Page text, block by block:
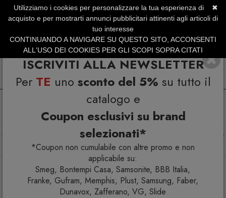
ISCRIVITI ALLA NEWSLETTER
Per TE uno sconto del 5% su tutto il
catalogo e
Coupon esclusivi su brand
selezionati*
*Coupon non cumulabile con altre promo e non
applicabile su:
Smeg, Bontempi Casa, Samsonite, BBB Italia,
Franke, Gufram, Memphis, Plust, Samsung, Faber,
Dunavox, Zafferano, VG, Slide
SERVIZIO CLIENTI +39.0773.470.562
SUMMER SALES | Fino al 31 Agosto
Arredo interno Arredo esterno
Sedie
Sedia Italia 150 Colico
✖
Utilizziamo i cookies per personalizzare la tua esperienza di
acquisto e per mostrarti annunci pubblicitari attinenti agli articoli di
tuo interesse
CONTINUANDO A NAVIGARE SU QUESTO SITO, ACCONSENTI
ALL'USO DEI COOKIES PER GLI SCOPI SOPRA CITATI